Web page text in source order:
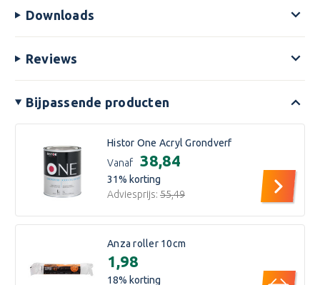
Ondergrondtemperatuur ten minste 3°C boven het
dauwpunt.
Downloads
Reviews
Bijpassende producten
Histor One Acryl Grondverf
Vanaf
€38,84
31% korting
Adviesprijs: €55,49
Anza roller 10cm
€1,98
18% korting